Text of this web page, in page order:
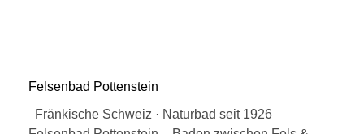
Felsenbad Pottenstein
Fränkische Schweiz · Naturbad seit 1926